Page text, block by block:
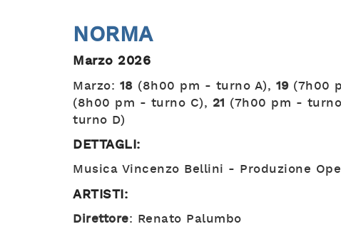
NORMA
Marzo 2026
Marzo: 18 (8h00 pm - turno A), 19(7h00
(8h00 pm - turno C), 21 (7h00 pm -
turno D)
DETTAGLI:
Musica Vincenzo Bellini - Produzione
ARTISTI:
Direttore: Renato Palumbo